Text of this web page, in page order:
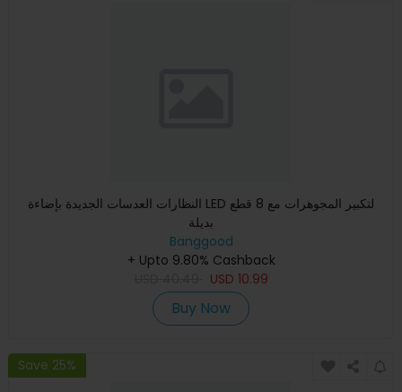
النظارات العدسات الجديدة بإضاءة LED لتكبير المجوهرات مع 8 قطع
بديلة
Banggood
+ Upto 9.80% Cashback
USD 10.99
Buy Now
Save 25%